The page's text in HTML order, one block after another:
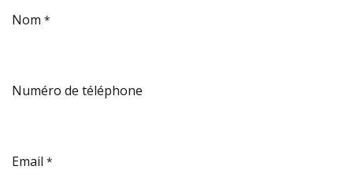
Nom *
Numéro de téléphone
Email *